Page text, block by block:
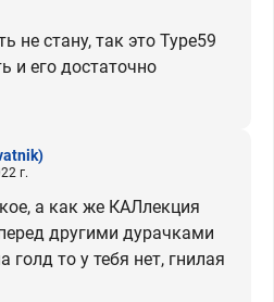
не стану, так это Type59
и его достаточно
г.
а как же КАЛлекция
другими дурачками
голд то у тебя нет, гнилая